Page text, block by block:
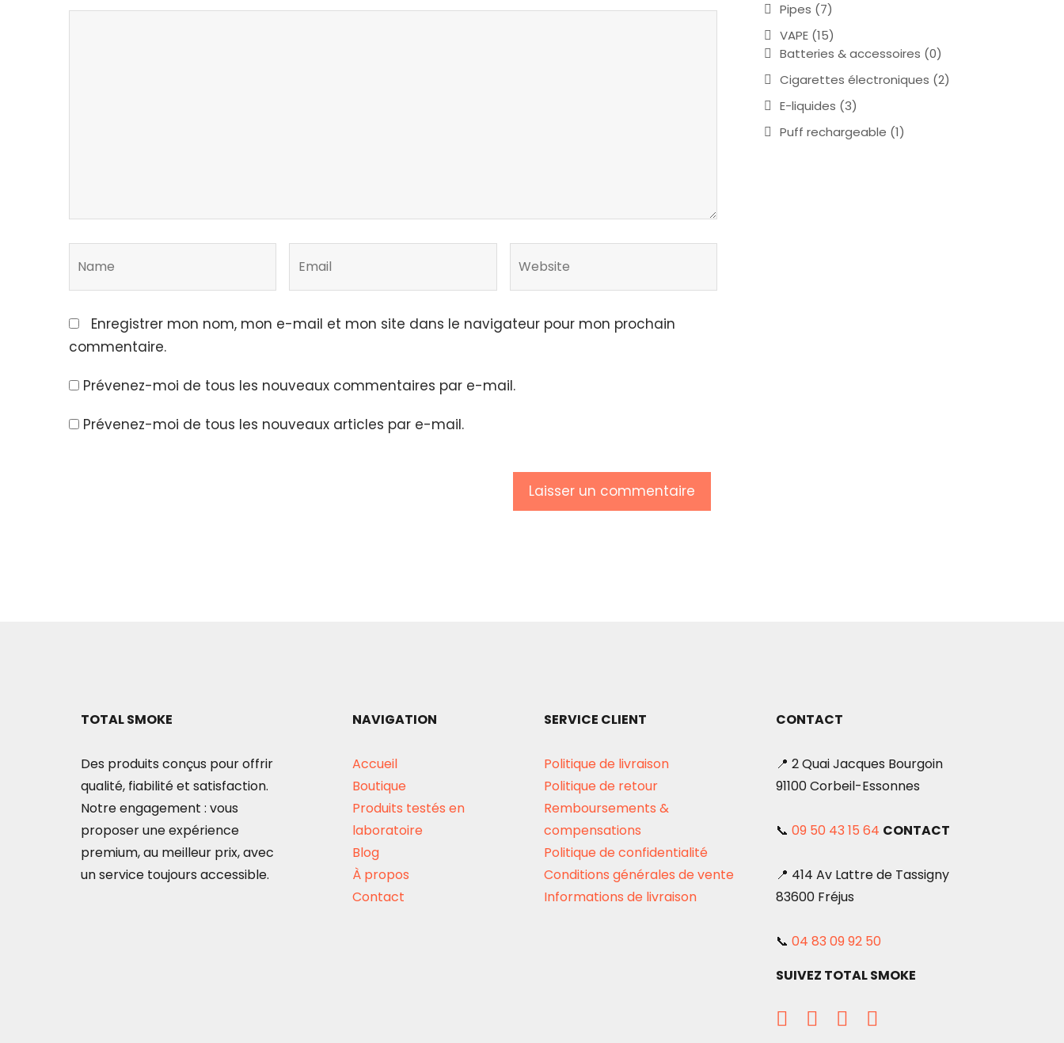
Enregistrer mon nom, mon e-mail et mon site dans le navigateur pour mon prochain
commentaire.
Prévenez-moi de tous les nouveaux commentaires par e-mail.
Prévenez-moi de tous les nouveaux articles par e-mail.
Pipes (7)
VAPE (15)
Batteries & accessoires (0)
Cigarettes électroniques (2)
E-liquides (3)
Puff rechargeable (1)
TOTAL SMOKE
Des produits conçus pour offrir
qualité, fiabilité et satisfaction.
Notre engagement : vous
proposer une expérience
premium, au meilleur prix, avec
un service toujours accessible.
NAVIGATION
Accueil
Boutique
Produits testés en
laboratoire
Blog
À propos
Contact
SERVICE CLIENT
Politique de livraison
Politique de retour
Remboursements &
compensations
Politique de confidentialité
Conditions générales de vente
Informations de livraison
CONTACT
📍 2 Quai Jacques Bourgoin
91100 Corbeil-Essonnes
📞 09 50 43 15 64 CONTACT
📍 414 Av Lattre de Tassigny
83600 Fréjus
📞 04 83 09 92 50
SUIVEZ TOTAL SMOKE